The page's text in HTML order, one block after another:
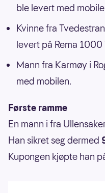
ble levert med
Kvinne fra
levert på Rema
Mann fra Karmøy i
med mobilen.
Første ramme
En mann i fra
Han sikret seg dermed
Kupongen kjøpte han